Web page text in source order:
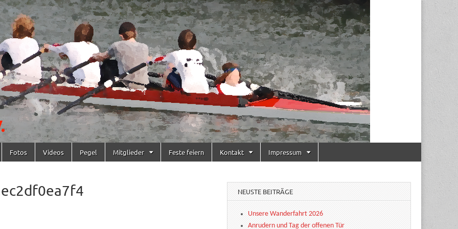
Fotos Videos Pegel Mitglieder Feste feiern Kontakt Impressum
NEUSTE BEITRÄGE
Unsere Wanderfahrt 2026
Anrudern und Tag der offenen Tür